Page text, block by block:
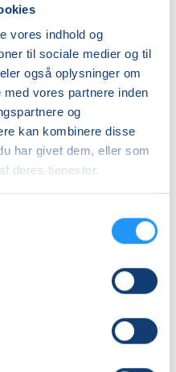
vores indhold og
til sociale medier og til
også oplysninger om
vores partnere inden
og
kan kombinere disse
har givet dem, eller som
deres tjenester.
11.45
, Skanderborg